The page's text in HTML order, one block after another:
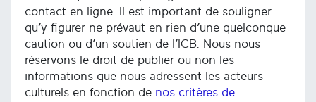
contact en ligne. Il est important de souligner
qu’y figurer ne prévaut en rien d’une quelconque
caution ou d’un soutien de l’ICB. Nous nous
réservons le droit de publier ou non les
informations que nous adressent les acteurs
culturels en fonction de nos critères de